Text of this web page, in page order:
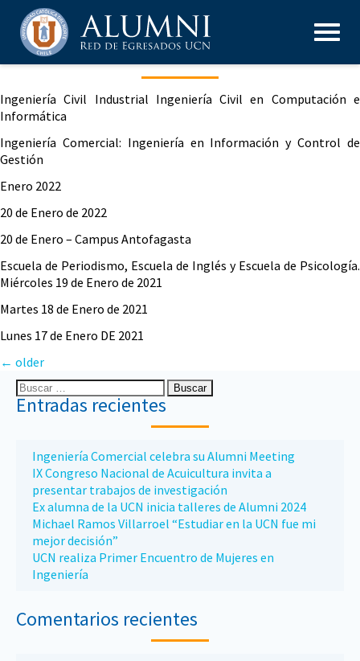
Ingeniería Civil Industrial Ingeniería Civil en Computación e
Informática
Ingeniería Comercial: Ingeniería en Información y Control de
Gestión
Enero 2022
20 de Enero de 2022
20 de Enero – Campus Antofagasta
Escuela de Periodismo, Escuela de Inglés y Escuela de Psicología.
Miércoles 19 de Enero de 2021
Martes 18 de Enero de 2021
Lunes 17 de Enero DE 2021
← older
Entradas recientes
Ingeniería Comercial celebra su Alumni Meeting
IX Congreso Nacional de Acuicultura invita a
presentar trabajos de investigación
Ex alumna de la UCN inicia talleres de Alumni 2024
Michael Ramos Villarroel “Estudiar en la UCN fue mi
mejor decisión”
UCN realiza Primer Encuentro de Mujeres en
Ingeniería
Comentarios recientes